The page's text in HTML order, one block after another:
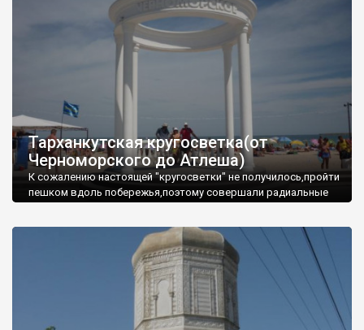
Тарханкутская кругосветка(от
Черноморского до Атлеша)
К сожалению настоящей "кругосветки" не получилось,пройти
пешком вдоль побережья,поэтому совершали радиальные